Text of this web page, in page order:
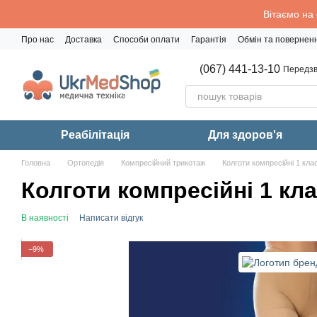
Вітаємо
Про нас Доставка Способи оплати Гарантія
Обмін та
(067) 441-13-10
Реабiлiтацiя Для здоров'я
Головна Ортопедія Компресійний трикотаж Колготи компресійні 1
Колготи компресійні 1
В наявності Написати відгук
−9%